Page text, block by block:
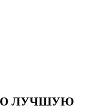
ЛУЧШУЮ